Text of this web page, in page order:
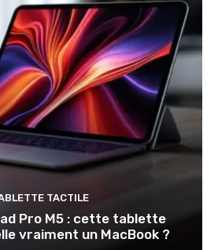
TACTILE
Pro M5 : cette tablette
vraiment un MacBook ?